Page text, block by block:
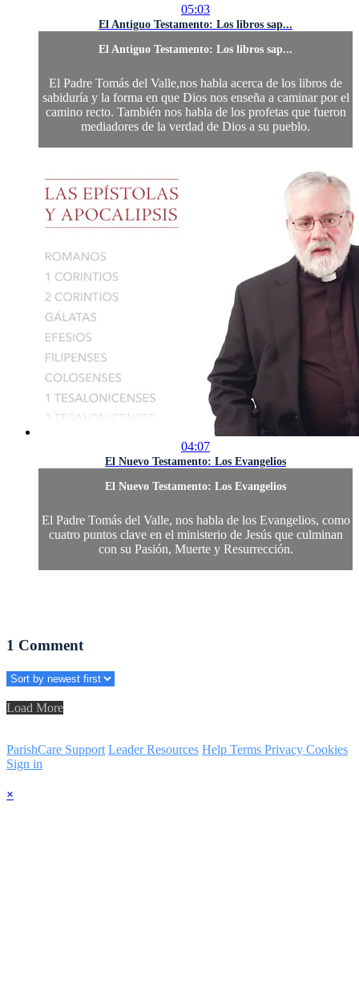
05:03
El Antiguo Testamento: Los libros sap...
El Antiguo Testamento: Los libros sap...
El Padre Tomás del Valle,nos habla acerca de los libros de
sabiduría y la forma en que Dios nos enseña a caminar por el
camino recto. También nos habla de los profetas que fueron
mediadores de la verdad de Dios a su pueblo.
04:07
El Nuevo Testamento: Los Evangelios
El Nuevo Testamento: Los Evangelios
El Padre Tomás del Valle, nos habla de los Evangelios, como
cuatro puntos clave en el ministerio de Jesús que culminan
con su Pasión, Muerte y Resurrección.
1 Comment
Load More
ParishCare Support Leader Resources Help Terms Privacy Cookies
Sign in
×